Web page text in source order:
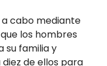
a cabo mediante
los hombres
su familia y
de ellos para